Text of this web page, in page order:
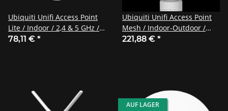
Ubiquiti Unifi Access Point
Lite / Indoor / 2,4 & 5 GHz /
AC / UAP-AC-LITE
78,11 € *
Ubiquiti Unifi Access Point
Mesh / Indoor-Outdoor /
WiFi 6 Mesh 4x4 Access
221,88 € *
AUF LAGER